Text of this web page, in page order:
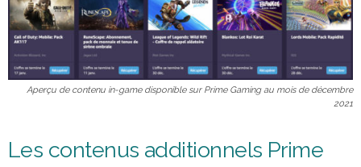
Aperçu de contenu in-game disponible sur Prime Gaming au mois de décembre
2021
Les contenus additionnels Prime